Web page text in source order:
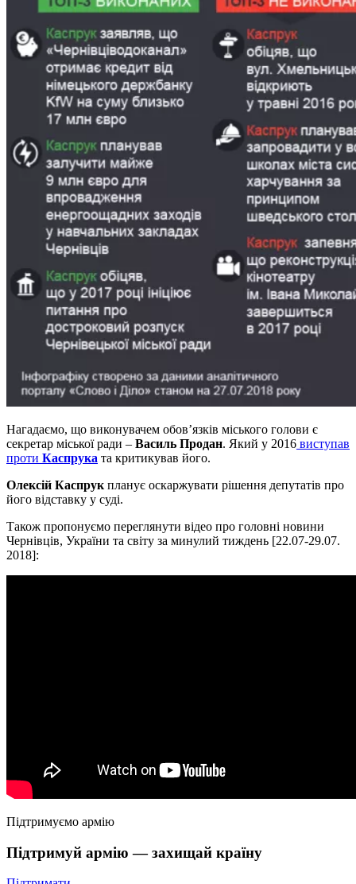
Нагадаємо, що виконувачем обов’язків міського голови є
секретар міської ради – Василь Продан. Який у 2016 виступав
проти Каспрука та критикував його.
Олексій Каспрук планує оскаржувати рішення депутатів про
його відставку у суді.
Також пропонуємо переглянути відео про головні новини
Чернівців, України та світу за минулий тиждень [22.07-29.07.
2018]:
Підтримуємо армію
Підтримуй армію — захищай країну